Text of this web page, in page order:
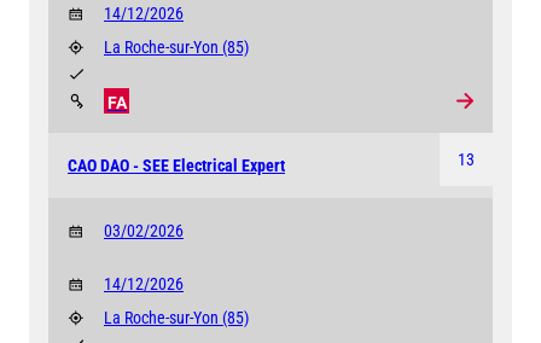
14/12/2026
La Roche-sur-Yon (85)
FA
13
CAO DAO - SEE Electrical Expert
03/02/2026
14/12/2026
La Roche-sur-Yon (85)